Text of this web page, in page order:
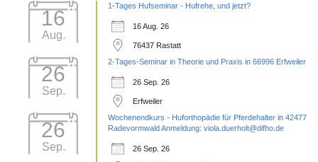
16
Aug.
1-Tages Hufseminar - Hufrehe, und jetzt?
16 Aug. 26
76437 Rastatt
26
Sep.
2-Tages-Seminar in Theorie und Praxis in 66996 Erfweiler
26 Sep. 26
Erfweiler
26
Sep.
Wochenendkurs - Huforthopädie für Pferdehalter in 42477
Radevormwald Anmeldung: viola.duerholt@difho.de
26 Sep. 26